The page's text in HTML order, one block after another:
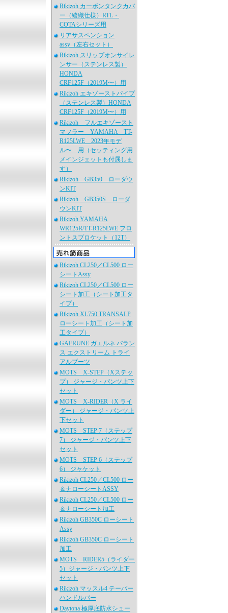
Rikizoh カーボンタンクカバ
ー（綾織仕様）RTL・
COTAシリーズ用
リアサスペンション
assy（左右セット）
Rikizoh スリップオンサイレ
ンサー（ステンレス製）
HONDA
CRF125F（2019M〜）用
Rikizoh エキゾーストパイプ
（ステンレス製）HONDA
CRF125F（2019M〜）用
Rikizoh フルエキゾースト
マフラー YAMAHA TT-
R125LWE 2023年モデ
ル〜 用（セッティング用
メインジェットも付属しま
す）
Rikizoh GB350 ローダウ
ンKIT
Rikizoh GB350S ローダ
ウンKIT
Rikizoh YAMAHA
WR125R/TT-R125LWE フロ
ントスプロケット（12T）
Rikizoh CL250／CL500 ロー
シートAssy
Rikizoh CL250／CL500 ロー
シート加工（シート加工タ
イプ）
Rikizoh XL750 TRANSALP
ローシート加工（シート加
工タイプ）
GAERUNE ガエルネ バラン
ス エクストリーム トライ
アルブーツ
MOTS X-STEP（Xステッ
プ） ジャージ・パンツ上下
セット
MOTS X-RIDER（X ライ
ダー） ジャージ・パンツ上
下セット
MOTS STEP 7（ステップ
7） ジャージ・パンツ上下
セット
MOTS STEP 6（ステップ
6） ジャケット
Rikizoh CL250／CL500 ロー
＆ナローシートASSY
Rikizoh CL250／CL500 ロー
＆ナローシート加工
Rikizoh GB350C ローシート
Assy
Rikizoh GB350C ローシート
加工
MOTS RIDER5（ライダー
5）ジャージ・パンツ上下
セット
Rikizoh マッスル4 テーパー
ハンドルバー
Daytona 極厚底防水シュー